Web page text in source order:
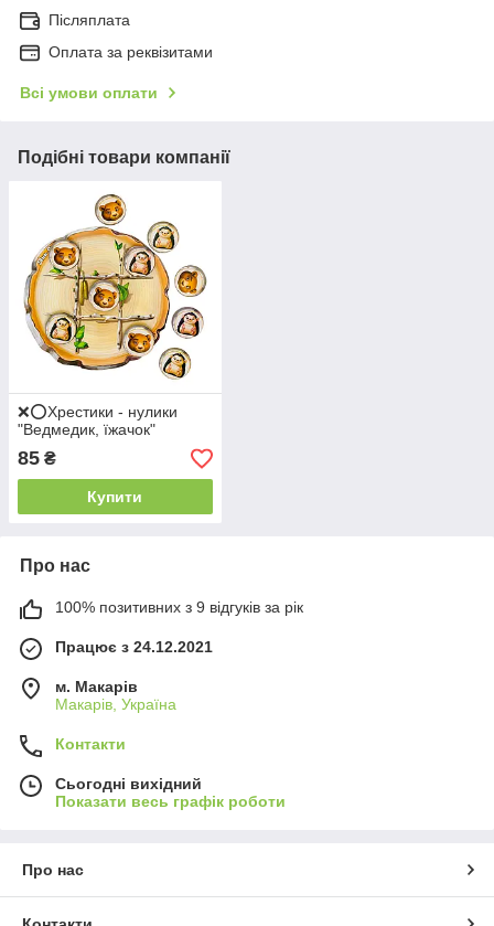
Післяплата
Оплата за реквізитами
Всі умови оплати
Подібні товари компанії
❌⭕Хрестики - нулики
"Ведмедик, їжачок"
85 ₴
Купити
Про нас
100% позитивних з 9 відгуків за рік
Працює з 24.12.2021
м. Макарів
Макарів, Україна
Контакти
Сьогодні вихідний
Показати весь графік роботи
Про нас